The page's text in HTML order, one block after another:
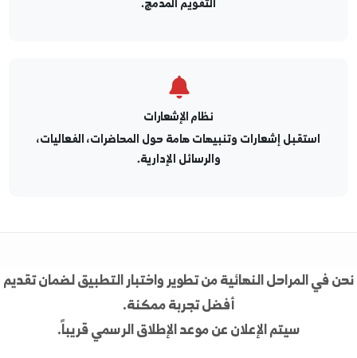
التقويم الأكاديمي
تابع مواعيد التسجيل، الامتحانات، والعطل الرسمية من خلال
التقويم المدمج.
نظام الإشعارات
استقبل إشعارات وتنبيهات هامة حول المحاضرات، الفعاليات،
والرسائل الإدارية.